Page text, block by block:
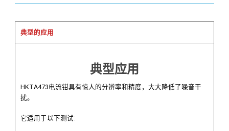
典型的应用
典型应用​
HKTA473电流钳具有惊人的分辨率和精度，大大降低了噪音干
扰。
它适用于以下测试: